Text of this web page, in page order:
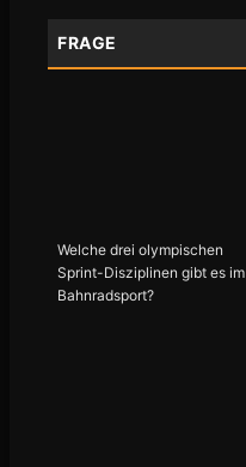
FRAGE
Welche drei olympischen
Sprint-Disziplinen gibt es im
Bahnradsport?